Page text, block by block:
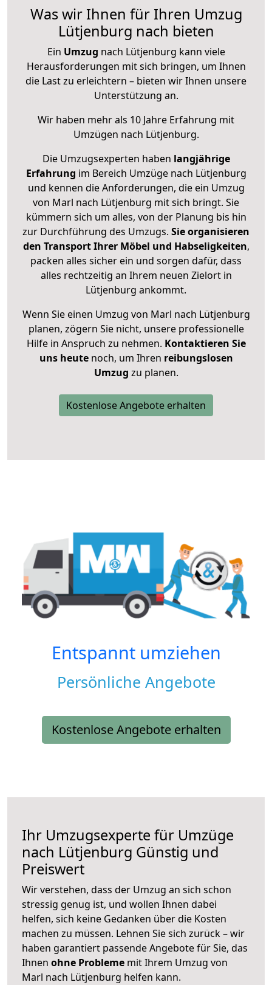
Was wir Ihnen für Ihren Umzug
Lütjenburg nach bieten
Ein Umzug nach Lütjenburg kann viele
Herausforderungen mit sich bringen, um Ihnen
die Last zu erleichtern – bieten wir Ihnen unsere
Unterstützung an.
Wir haben mehr als 10 Jahre Erfahrung mit
Umzügen nach Lütjenburg.
Die Umzugsexperten haben langjährige
Erfahrung im Bereich Umzüge nach Lütjenburg
und kennen die Anforderungen, die ein Umzug
von Marl nach Lütjenburg mit sich bringt. Sie
kümmern sich um alles, von der Planung bis hin
zur Durchführung des Umzugs. Sie organisieren
den Transport Ihrer Möbel und Habseligkeiten,
packen alles sicher ein und sorgen dafür, dass
alles rechtzeitig an Ihrem neuen Zielort in
Lütjenburg ankommt.
Wenn Sie einen Umzug von Marl nach Lütjenburg
planen, zögern Sie nicht, unsere professionelle
Hilfe in Anspruch zu nehmen. Kontaktieren Sie
uns heutenoch, um Ihren reibungslosen
Umzug zu planen.
Kostenlose Angebote erhalten
Entspannt umziehen
Persönliche Angebote
Kostenlose Angebote erhalten
Ihr Umzugsexperte für Umzüge
nach Lütjenburg Günstig und
Preiswert
Wir verstehen, dass der Umzug an sich schon
stressig genug ist, und wollen Ihnen dabei
helfen, sich keine Gedanken über die Kosten
machen zu müssen. Lehnen Sie sich zurück – wir
haben garantiert passende Angebote für Sie, das
Ihnen ohne Probleme mit Ihrem Umzug von
Marl nach Lütjenburg helfen kann.